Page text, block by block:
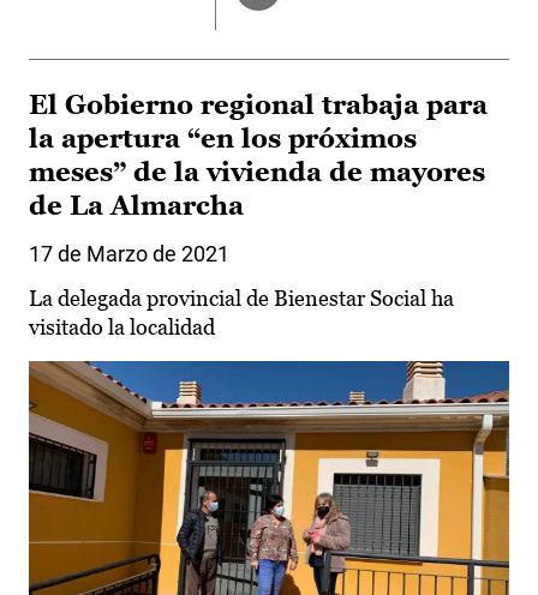
El Gobierno regional trabaja para
la apertura “en los próximos
meses” de la vivienda de mayores
de La Almarcha
17 de Marzo de 2021
La delegada provincial de Bienestar Social ha
visitado la localidad